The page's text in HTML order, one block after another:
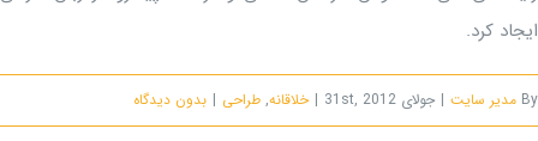
ایجاد کرد.
By مدیر سایت | جولای 31st, 2012 | خلاقانه, طراحی | بدون ديدگاه